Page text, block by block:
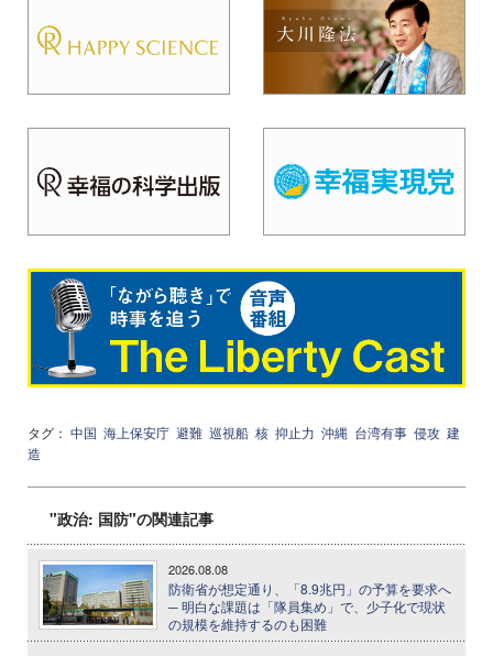
タグ： 中国 海上保安庁 避難 巡視船 核 抑止力 沖縄 台湾有事 侵攻 建
造
"政治: 国防"の関連記事
2026.08.08
防衛省が想定通り、「8.9兆円」の予算を要求へ
─ 明白な課題は「隊員集め」で、少子化で現状
の規模を維持するのも困難